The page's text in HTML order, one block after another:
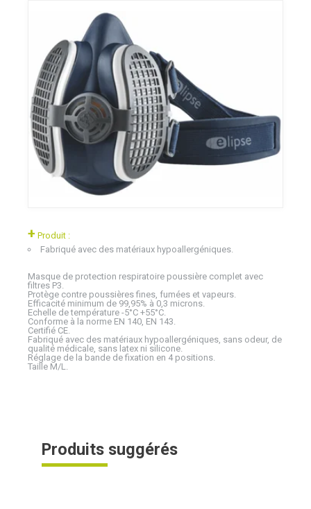
+ Produit :
Fabriqué avec des matériaux hypoallergéniques.
Masque de protection respiratoire poussière complet avec
filtres P3.
Protège contre poussières fines, fumées et vapeurs.
Efficacité minimum de 99,95% à 0,3 microns.
Echelle de température -5°C +55°C.
Conforme à la norme EN 140, EN 143.
Certifié CE.
Fabriqué avec des matériaux hypoallergéniques, sans odeur, de
qualité médicale, sans latex ni silicone.
Réglage de la bande de fixation en 4 positions.
Taille M/L.
Produits suggérés